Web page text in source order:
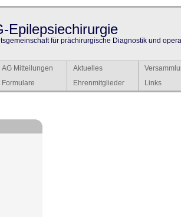
Epilepsiechirurgie
für prächirurgische Diagnostik und
AG Mitteilungen Aktuelles
Formulare Ehrenmitglieder Links